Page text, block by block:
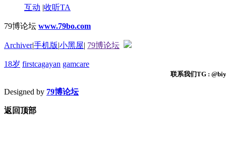
互动 |收听TA
79博论坛 www.79bo.com
Archiver|手机版|小黑屋| 79博论坛
18岁 firstcagayan gamcare
联系我们TG :
Designed by 79博论坛
返回顶部